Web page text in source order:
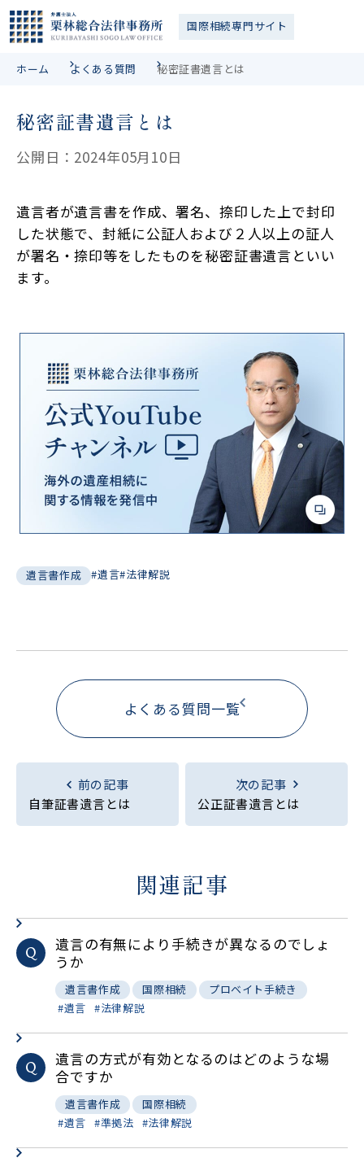
国際相続専門サイト
ホーム よくある質問 秘密証書遺言とは
秘密証書遺言とは
公開日：2024年05月10日
遺言者が遺言書を作成、署名、捺印した上で封印
した状態で、封紙に公証人および２人以上の証人
が署名・捺印等をしたものを秘密証書遺言といい
ます。
遺言書作成 #遺言#法律解説
よくある質問一覧
前の記事
自筆証書遺言とは
次の記事
公正証書遺言とは
関連記事
Q
遺言の有無により手続きが異なるのでしょ
うか
遺言書作成 国際相続
プロベイト手続き
遺言
法律解説
Q
遺言の方式が有効となるのはどのような場
合ですか
遺言書作成
国際相続
遺言
準拠法 法律解説